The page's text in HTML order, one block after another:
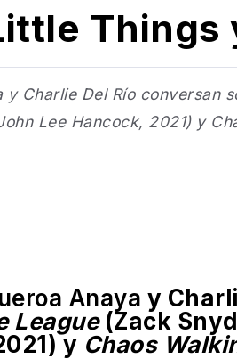
Things
y Charlie Del Río conversan
Lee Hancock, 2021) y
Anaya y
League(Zack
y Chaos